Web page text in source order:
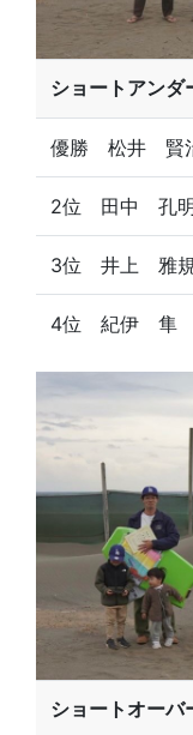
ショートアンダ
優勝 松井 賢
2位 田中 孔
3位 井上 雅
4位 紀伊 隼
ショートオーバ